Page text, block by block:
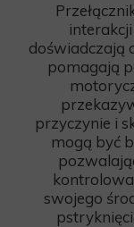
doświadczają
pomagają
przyczynie i
mogą być
swojego